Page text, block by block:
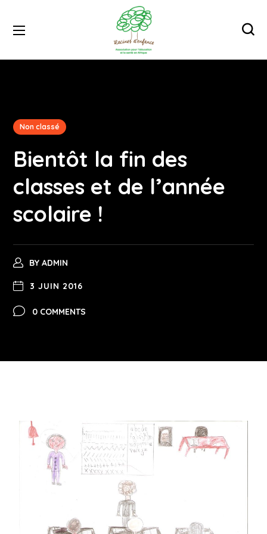
Non classé
Bientôt la fin des
classes et de l’année
scolaire !
BY ADMIN
3 JUIN 2016
0 COMMENTS